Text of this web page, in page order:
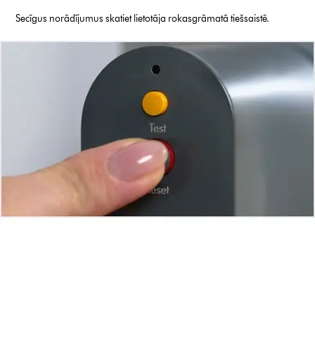
Secīgus norādījumus skatiet lietotāja rokasgrāmatā tiešsaistē.